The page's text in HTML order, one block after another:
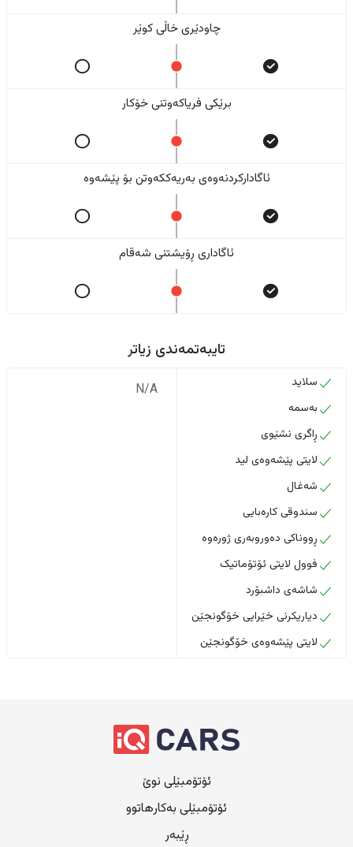
چاودێری خاڵی کوێر
برێکی فریاکەوتنی خۆکار
ئاگادارکردنەوەی بەریەککەوتن بۆ پێشەوە
ئاگاداری ڕۆیشتنی شەقام
تایبەتمەندی زیاتر
سلاید
بەسمە
ڕاگری نشێوی
لایتی پێشەوەی لید
شەغال
سندوقی کارەبایی
ڕووناکی دەوروبەری ژورەوە
فوول لایتی ئۆتۆماتیک
شاشەی داشبۆرد
دیاریکرنی خێرایی خۆگونجێن
لایتی پێشەوەی خۆگونجێن
N/A
ئۆتۆمبێلی نوێ
ئۆتۆمبێلی بەکارهاتوو
ڕێبەر